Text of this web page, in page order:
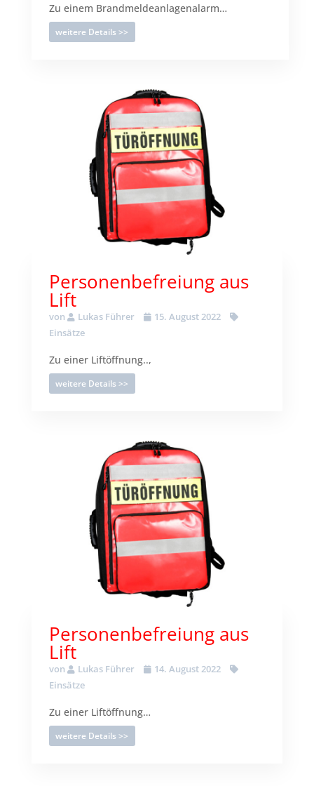
Zu einem Brandmeldeanlagenalarm…
weitere Details >>
Personenbefreiung aus
Lift
von Lukas Führer
15. August 2022
Einsätze
Zu einer Liftöffnung..,
weitere Details >>
Personenbefreiung aus
Lift
von Lukas Führer
14. August 2022
Einsätze
Zu einer Liftöffnung…
weitere Details >>